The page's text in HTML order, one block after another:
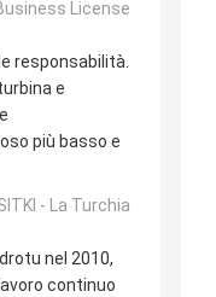
License
responsabilità.
e
più basso e
- La Turchia
nel 2010,
continuo